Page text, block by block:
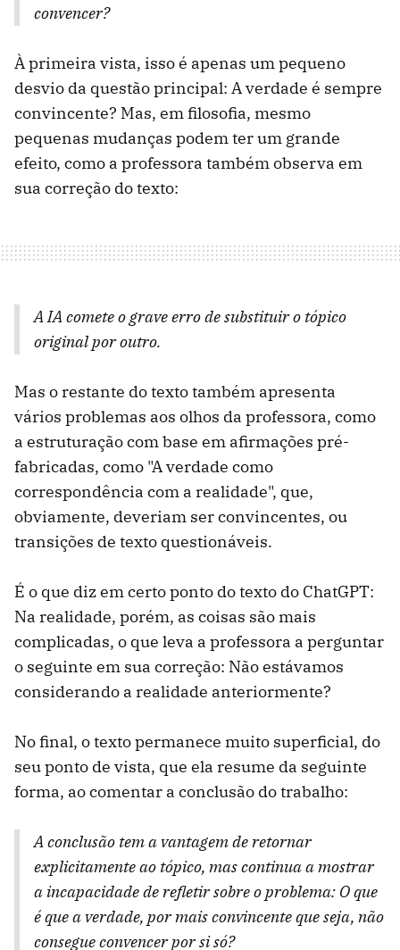
convencer?
À primeira vista, isso é apenas um pequeno
desvio da questão principal: A verdade é sempre
convincente? Mas, em filosofia, mesmo
pequenas mudanças podem ter um grande
efeito, como a professora também observa em
sua correção do texto:
A IA comete o grave erro de substituir o tópico
original por outro.
Mas o restante do texto também apresenta
vários problemas aos olhos da professora, como
a estruturação com base em afirmações pré-
fabricadas, como "A verdade como
correspondência com a realidade", que,
obviamente, deveriam ser convincentes, ou
transições de texto questionáveis.
É o que diz em certo ponto do texto do ChatGPT:
Na realidade, porém, as coisas são mais
complicadas, o que leva a professora a perguntar
o seguinte em sua correção: Não estávamos
considerando a realidade anteriormente?
No final, o texto permanece muito superficial, do
seu ponto de vista, que ela resume da seguinte
forma, ao comentar a conclusão do trabalho:
A conclusão tem a vantagem de retornar
explicitamente ao tópico, mas continua a mostrar
a incapacidade de refletir sobre o problema: O que
é que a verdade, por mais convincente que seja, não
consegue convencer por si só?